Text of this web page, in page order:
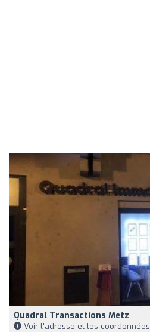
Quadral Transactions Metz
Voir l'adresse et les coordonnées